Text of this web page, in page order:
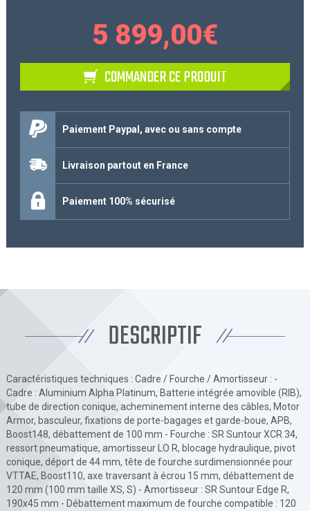
5 899,00€
COMMANDER CE PRODUIT
Paiement Paypal, avec ou sans compte
Livraison partout en France
Paiement 100% sécurisé
DESCRIPTIF
Caractéristiques techniques : Cadre / Fourche / Amortisseur : -
Cadre : Aluminium Alpha Platinum, Batterie intégrée amovible (RIB),
tube de direction conique, acheminement interne des câbles, Motor
Armor, basculeur, fixations de porte-bagages et garde-boue, APB,
Boost148, débattement de 100 mm - Fourche : SR Suntour XCR 34,
ressort pneumatique, amortisseur LO R, blocage hydraulique, pivot
conique, déport de 44 mm, tête de fourche surdimensionnée pour
VTTAE, Boost110, axe traversant à écrou 15 mm, débattement de
120 mm (100 mm taille XS, S) - Amortisseur : SR Suntour Edge R,
190x45 mm - Débattement maximum de fourche compatible : 120